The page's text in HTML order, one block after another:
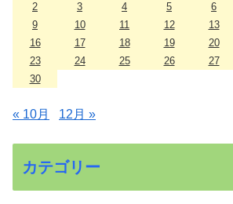
2
3 4 5 6
9
10 11 12 13
16
17 18 19 20
23
24 25 26 27
30
« 10月 12月 »
カテゴリー